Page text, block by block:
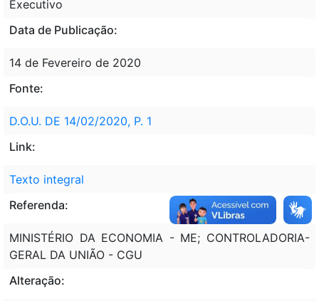
Executivo
Data de Publicação:
14 de Fevereiro de 2020
Fonte:
D.O.U. DE 14/02/2020, P. 1
Link:
Texto integral
Referenda:
MINISTÉRIO DA ECONOMIA - ME; CONTROLADORIA-
GERAL DA UNIÃO - CGU
Alteração: